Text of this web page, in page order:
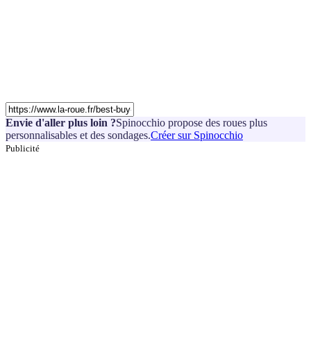
Envie d'aller plus loin ?Spinocchio propose des roues plus
personnalisables et des sondages.Créer sur Spinocchio
Publicité